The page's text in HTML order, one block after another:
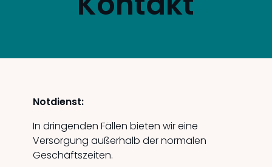
Notdienst:
In dringenden Fällen bieten wir eine
Versorgung außerhalb der normalen
Geschäftszeiten.